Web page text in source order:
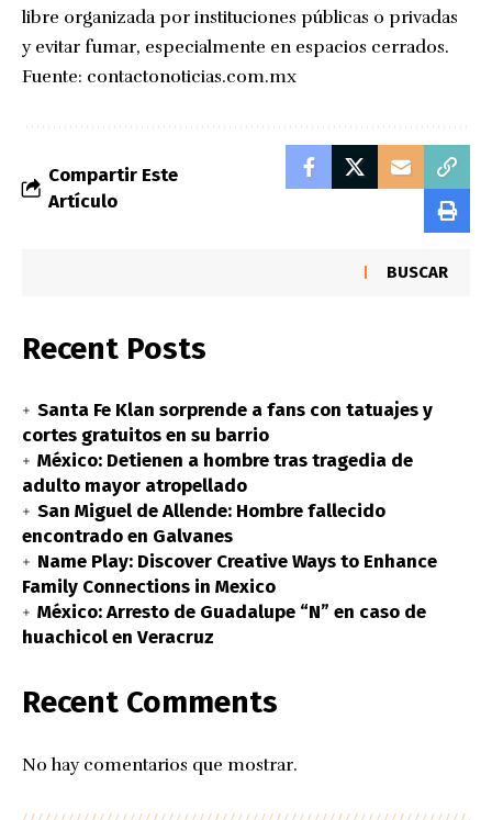
libre organizada por instituciones públicas o privadas
y evitar fumar, especialmente en espacios cerrados.
Fuente: contactonoticias.com.mx
Compartir Este
Artículo
BUSCAR
Recent Posts
Santa Fe Klan sorprende a fans con tatuajes y
cortes gratuitos en su barrio
México: Detienen a hombre tras tragedia de
adulto mayor atropellado
San Miguel de Allende: Hombre fallecido
encontrado en Galvanes
Name Play: Discover Creative Ways to Enhance
Family Connections in Mexico
México: Arresto de Guadalupe “N” en caso de
huachicol en Veracruz
Recent Comments
No hay comentarios que mostrar.